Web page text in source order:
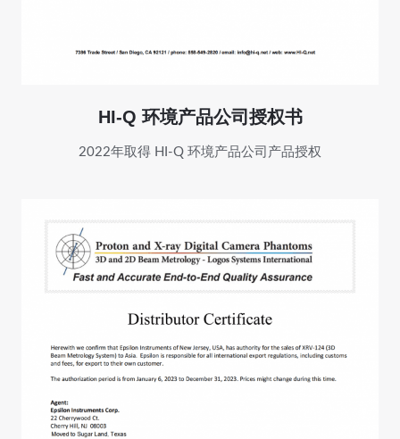
HI-Q 环境产品公司授权书
2022年取得 HI-Q 环境产品公司产品授权